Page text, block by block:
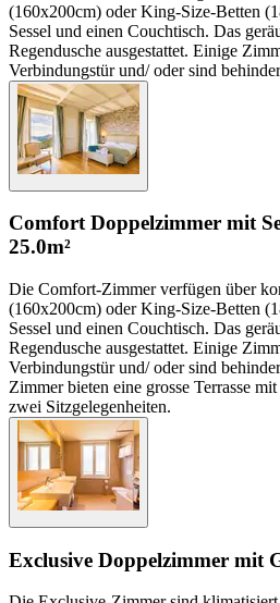
(160x200cm) oder King-Size-Betten
Sessel und einen Couchtisch. Das
Regendusche ausgestattet. Einige
Verbindungstür und/ oder sind
Comfort Doppelzimmer mit
25.0m²
Die Comfort-Zimmer verfügen über
(160x200cm) oder King-Size-Betten
Sessel und einen Couchtisch. Das
Regendusche ausgestattet. Einige
Verbindungstür und/ oder sind
Zimmer bieten eine grosse Terrasse
zwei Sitzgelegenheiten.
Exclusive Doppelzimmer mit